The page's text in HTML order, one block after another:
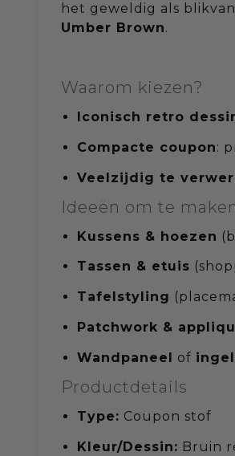
het geweldig als
Umber Brown.
Waarom kiezen?
Iconisch retro
Compacte coupon:
Veelzijdig te
Ideeën om te
Kussens & hoezen
Tassen & etuis
Tafelstyling
Patchwork &
Wandpaneel of
Productdetails
Type: Coupon stof
Kleur/Dessin: Bruin